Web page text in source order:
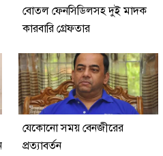
বোতল ফেনসিডিলসহ দুই মাদক
কারবারি গ্রেফতার
যেকোনো সময় বেনজীরের
প্রত্যাবর্তন